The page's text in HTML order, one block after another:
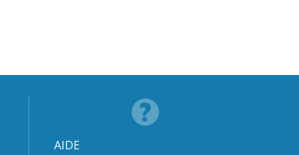
AIDE